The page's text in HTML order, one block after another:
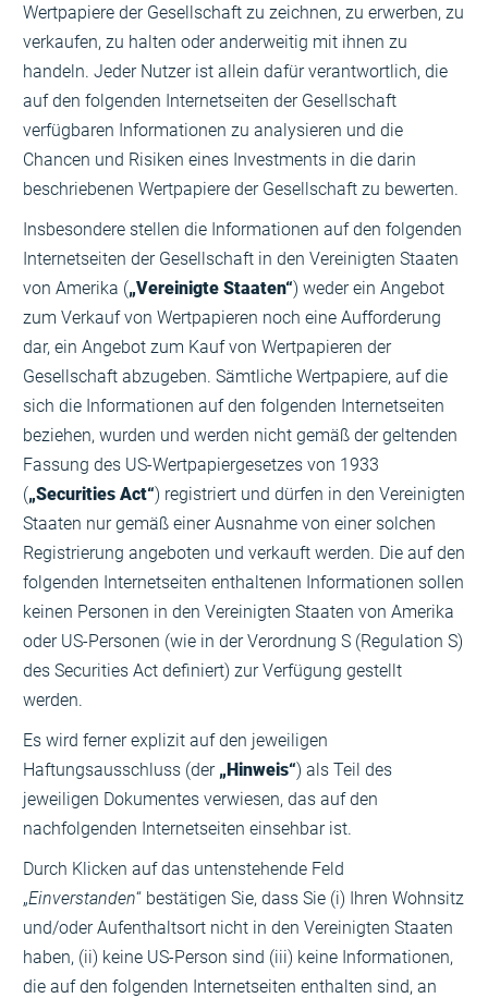
Wertpapiere der Gesellschaft zu zeichnen, zu erwerben, zu
verkaufen, zu halten oder anderweitig mit ihnen zu
handeln. Jeder Nutzer ist allein dafür verantwortlich, die
auf den folgenden Internetseiten der Gesellschaft
verfügbaren Informationen zu analysieren und die
Chancen und Risiken eines Investments in die darin
beschriebenen Wertpapiere der Gesellschaft zu bewerten.
Insbesondere stellen die Informationen auf den folgenden
Internetseiten der Gesellschaft in den Vereinigten Staaten
von Amerika („Vereinigte Staaten“) weder ein Angebot
zum Verkauf von Wertpapieren noch eine Aufforderung
dar, ein Angebot zum Kauf von Wertpapieren der
Gesellschaft abzugeben. Sämtliche Wertpapiere, auf die
sich die Informationen auf den folgenden Internetseiten
beziehen, wurden und werden nicht gemäß der geltenden
Fassung des US-Wertpapiergesetzes von 1933
(„Securities Act“) registriert und dürfen in den Vereinigten
Staaten nur gemäß einer Ausnahme von einer solchen
Registrierung angeboten und verkauft werden. Die auf den
folgenden Internetseiten enthaltenen Informationen sollen
keinen Personen in den Vereinigten Staaten von Amerika
oder US-Personen (wie in der Verordnung S (Regulation S)
des Securities Act definiert) zur Verfügung gestellt
werden.
Es wird ferner explizit auf den jeweiligen
Haftungsausschluss (der „Hinweis“) als Teil des
jeweiligen Dokumentes verwiesen, das auf den
nachfolgenden Internetseiten einsehbar ist.
Durch Klicken auf das untenstehende Feld
„Einverstanden“ bestätigen Sie, dass Sie (i) Ihren Wohnsitz
und/oder Aufenthaltsort nicht in den Vereinigten Staaten
haben, (ii) keine US-Person sind (iii) keine Informationen,
die auf den folgenden Internetseiten enthalten sind, an